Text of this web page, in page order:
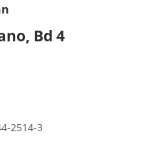
Bd 4
2514-3